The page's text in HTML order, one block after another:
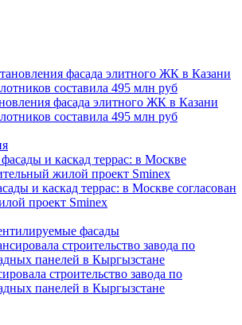
фасада элитного ЖК в Казани
составила 495 млн руб
и каскад террас: в Москве согласован
проект Sminex
фасады
строительство завода по
панелей в Кыргызстане